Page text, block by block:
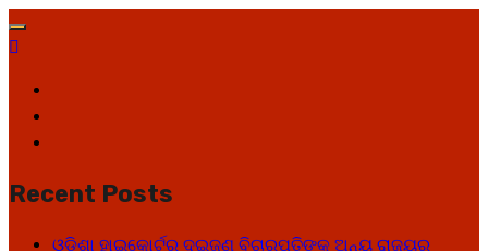
Skip
to
Recent Posts
ଓଡ଼ିଶା ହାଇକୋର୍ଟର ଦୁଇଜଣ ବିଚାରପତିଙ୍କୁ ଅନ୍ୟ ରାଜ୍ୟର